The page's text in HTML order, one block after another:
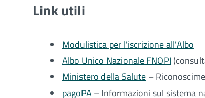
Link utili
Modulistica per l'iscrizione all'Albo
Albo Unico Nazionale FNOPI
Ministero della Salute –
pagoPA– Informazioni sul sistema